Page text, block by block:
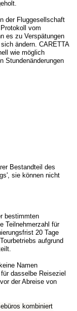
der Fluggesellschaft
vom
es zu Verspätungen
ändern. CARETTA
wie möglich
Stundenänderungen
Bestandteil des
sie können nicht
Teilnehmerzahl für
20 Tage
aufgrund
Namen
dasselbe Reiseziel
der Abreise von
kombiniert